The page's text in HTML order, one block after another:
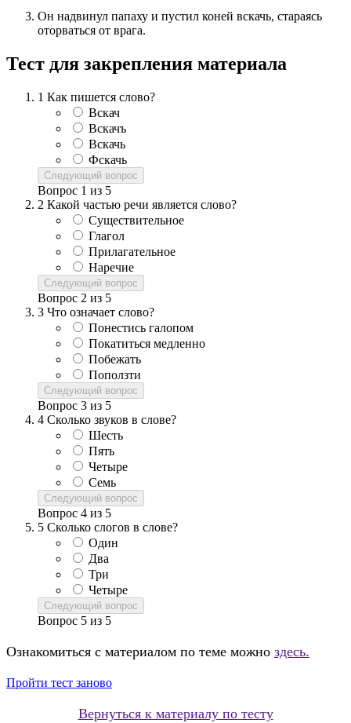
Он надвинул папаху и пустил коней вскачь, стараясь
оторваться от врага.
Тест для закрепления материала
1 Как пишется слово?
Вскач
Вскачъ
Вскачь
Фскачь
Следующий вопрос
Вопрос 1 из 5
2 Какой частью речи является слово?
Существительное
Глагол
Прилагательное
Наречие
Следующий вопрос
Вопрос 2 из 5
3 Что означает слово?
Понестись галопом
Покатиться медленно
Побежать
Поползти
Следующий вопрос
Вопрос 3 из 5
4 Сколько звуков в слове?
Шесть
Пять
Четыре
Семь
Следующий вопрос
Вопрос 4 из 5
5 Сколько слогов в слове?
Один
Два
Три
Четыре
Следующий вопрос
Вопрос 5 из 5
Ознакомиться с материалом по теме можно здесь.
Пройти тест заново
Вернуться к материалу по тесту